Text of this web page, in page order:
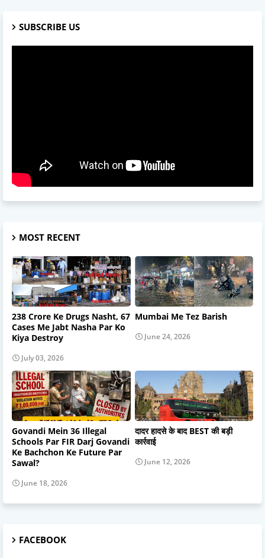
SUBSCRIBE US
MOST RECENT
238 Crore Ke Drugs Nasht, 67
Cases Me Jabt Nasha Par Ko
Kiya Destroy
July 03, 2026
Mumbai Me Tez Barish
June 24, 2026
Govandi Mein 36 Illegal
Schools Par FIR Darj Govandi
Ke Bachchon Ke Future Par
Sawal?
June 18, 2026
दादर हादसे के बाद BEST की बड़ी
कार्रवाई
June 12, 2026
FACEBOOK